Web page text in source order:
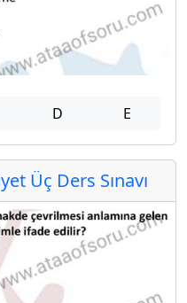
D E
Üç Ders Sınavı